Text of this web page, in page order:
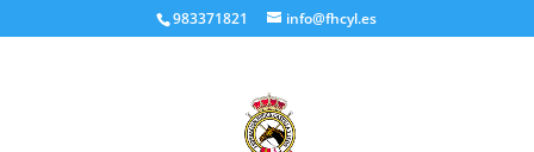
983371821 info@fhcyl.es